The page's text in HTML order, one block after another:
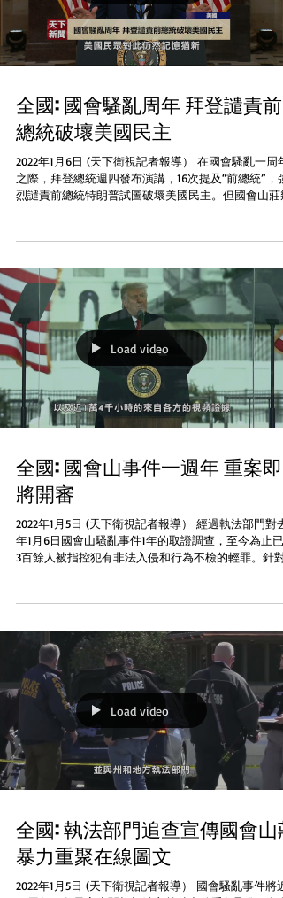
全國: 國會騷亂周年 拜登譴責前
總統破壞美國民主
2022年1月6日 (天下衛視記者報導） 在國會騷亂一周年
之際，拜登總統週四發布演講，16次提及“前總統”，強
烈譴責前總統特朗普試圖破壞美國民主。但國會山莊
Load video
全國: 國會山事件一週年 重案即
將開審
2022年1月5日 (天下衛視記者報導） 經過執法部門對去
年1月6日國會山騷亂事件1年的取證調查，至今為止已
3百餘人被指控犯有非法入侵和行為不檢的輕罪。針對
Load video
全國: 執法部門追查宣傳國會山莊
暴力重聚在線圖文
2022年1月5日 (天下衛視記者報導） 國會騷亂事件將近